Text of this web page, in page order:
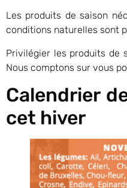
Les produits de saison
conditions naturelles sont
Privilégier les produits de
Nous comptons sur vous
Calendrier
cet hiver